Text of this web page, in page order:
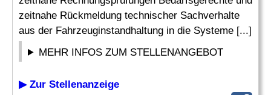
zeitnahe Rückmeldung technischer Sachverhalte
aus der Fahrzeuginstandhaltung in die Systeme [...]
MEHR INFOS ZUM STELLENANGEBOT
▶ Zur Stellenanzeige